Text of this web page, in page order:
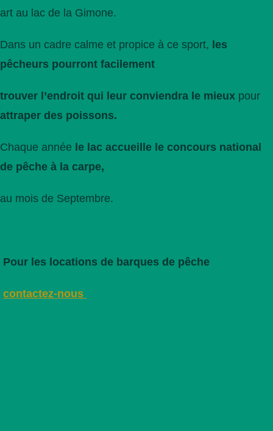
art au lac de la Gimone.
Dans un cadre calme et propice à ce sport, les
pêcheurs pourront facilement
trouver l’endroit qui leur conviendra le mieux pour
attraper des poissons.
Chaque année le lac accueille le concours national
de pêche à la carpe,
au mois de Septembre.
Pour les locations de barques de pêche
contactez-nous